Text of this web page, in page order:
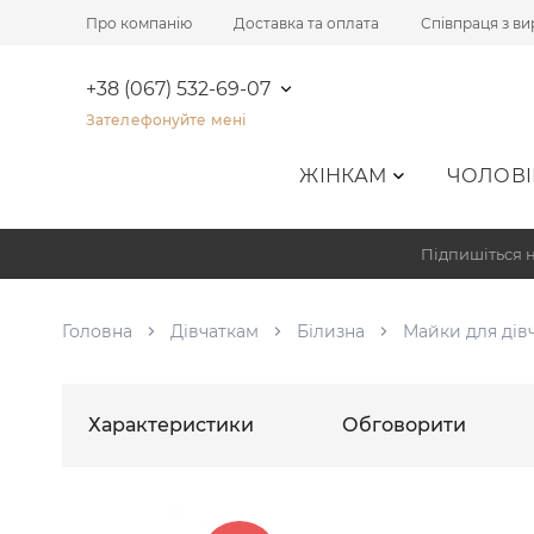
Про компанію Доставка та оплата Співпраця з
+38 (067) 532-69-07
Зателефонуйте мені
ЖІНКАМ
Підпишіться
Головна Дівчаткам Білизна Майки для
Характеристики Обговорити